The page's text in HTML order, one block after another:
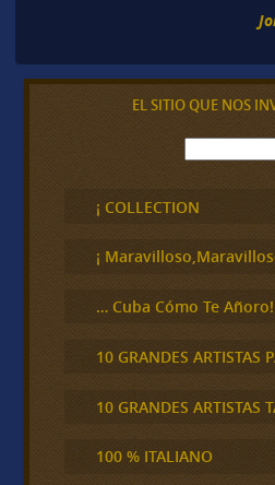
EL SITIO QUE NOS
B
u
c
a
¡ COLLECTION
¡
… Cuba Cómo Te Añoro!
10 GRANDES ARTISTAS
10 GRANDES ARTISTAS
100 % ITALIANO